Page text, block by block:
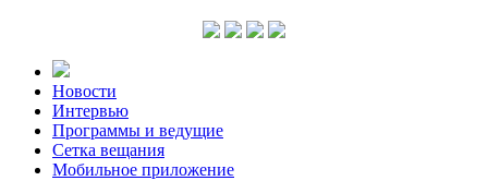
Новости
Интервью
Программы и ведущие
Сетка вещания
Мобильное приложение